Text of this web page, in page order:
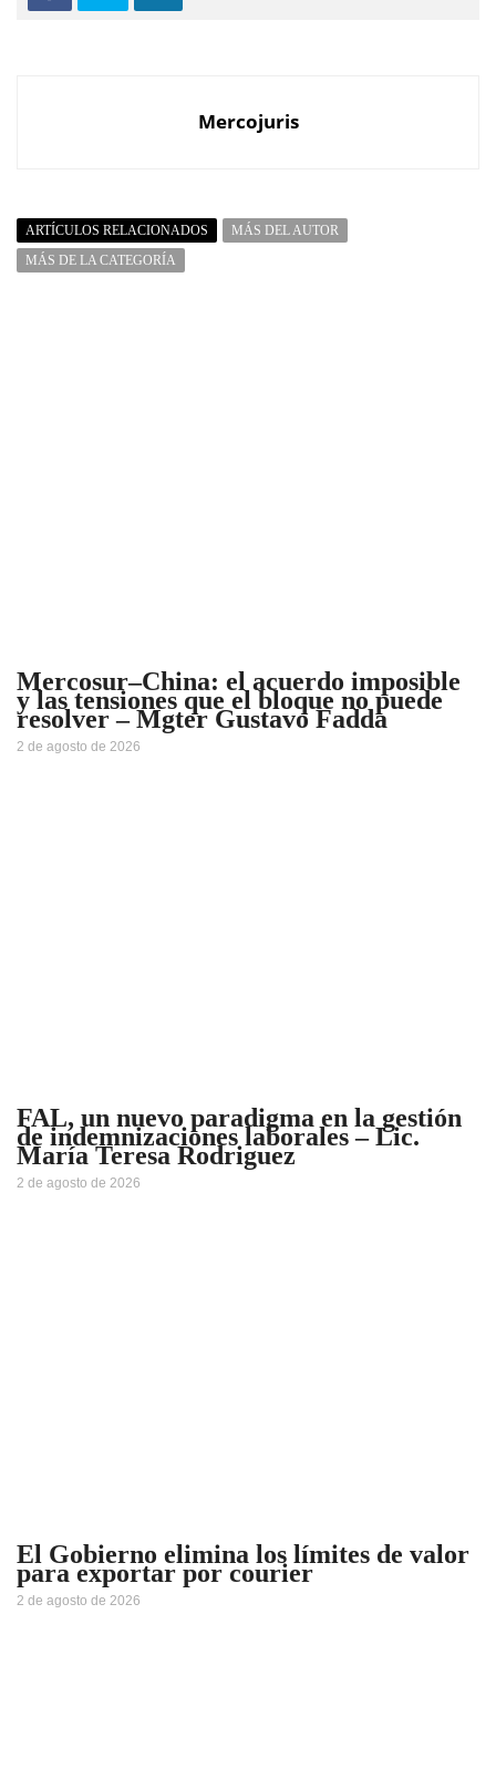
Mercojuris
ARTÍCULOS RELACIONADOS
MÁS DEL AUTOR
MÁS DE LA CATEGORÍA
Mercosur–China: el acuerdo imposible
y las tensiones que el bloque no puede
resolver – Mgter Gustavo Fadda
2 de agosto de 2026
FAL, un nuevo paradigma en la gestión
de indemnizaciones laborales – Lic.
María Teresa Rodriguez
2 de agosto de 2026
El Gobierno elimina los límites de valor
para exportar por courier
2 de agosto de 2026